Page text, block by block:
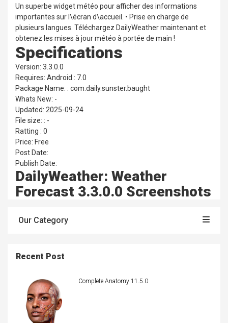
Un superbe widget météo pour afficher des informations
importantes sur l\écran d\accueil. • Prise en charge de
plusieurs langues. Téléchargez DailyWeather maintenant et
obtenez les mises à jour météo à portée de main !
Specifications
Version: 3.3.0.0
Requires: Android : 7.0
Package Name: : com.daily.sunster.baught
Whats New: -
Updated: 2025-09-24
File size: : -
Ratting : 0
Price: Free
Post Date:
Publish Date:
DailyWeather: Weather
Forecast 3.3.0.0 Screenshots
Our Category
Recent Post
Complete Anatomy 11.5.0